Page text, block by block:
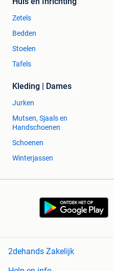
Zetels
Bedden
Stoelen
Tafels
Kleding | Dames
Jurken
Mutsen, Sjaals en
Handschoenen
Schoenen
Winterjassen
2dehands Zakelijk